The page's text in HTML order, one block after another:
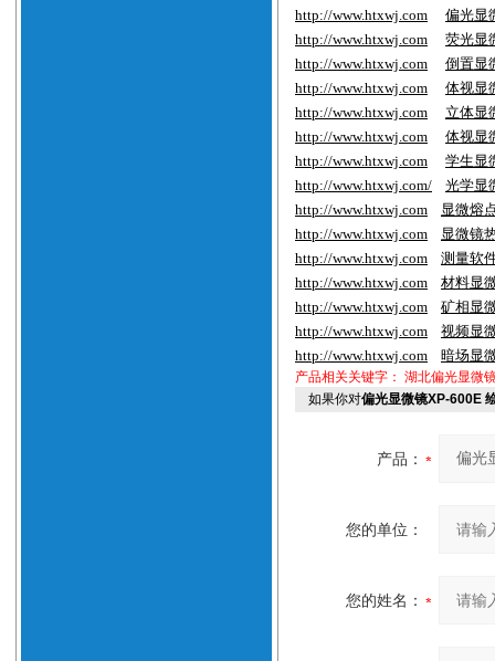
http://www.htxwj.com
偏光显
http://www.htxwj.com
荧光显
http://www.htxwj.com
倒置显
http://www.htxwj.com
体视显
http://www.htxwj.com
立体显
http://www.htxwj.com
体视显
http://www.htxwj.com
学生显
http://www.htxwj.com/
光学显
http://www.htxwj.com
显微熔
http://www.htxwj.com
显微镜
http://www.htxwj.com
测量软
http://www.htxwj.com
材料显
http://www.htxwj.com
矿相显
http://www.htxwj.com
视频显
http://www.htxwj.com
暗场显
产品相关关键字： 湖北偏光显微
如果你对偏光显微镜XP-600E
产品：
您的单位：
您的姓名：